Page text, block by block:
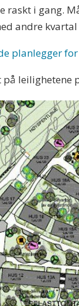
raskt i gang.
andre
de planlegger
leilighetene